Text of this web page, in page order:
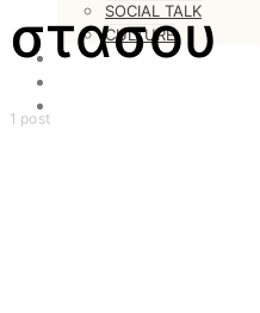
SOCIAL TALK
CULTURE
LOVESTARS
στασου
1 post